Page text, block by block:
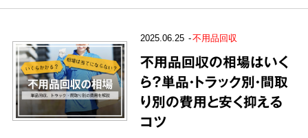
2025.06.25 不用品回収
不用品回収の相場はいく
ら？単品・トラック別・間取
り別の費用と安く抑える
コツ